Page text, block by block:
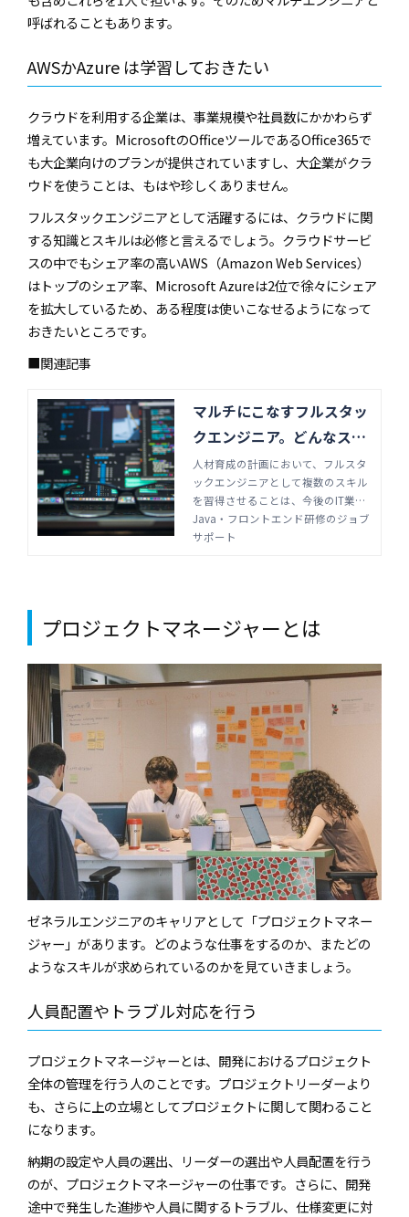
呼ばれることもあります。
AWSかAzure は学習しておきたい
クラウドを利用する企業は、事業規模や社員数にかかわらず
増えています。MicrosoftのOfficeツールであるOffice365で
も大企業向けのプランが提供されていますし、大企業がクラ
ウドを使うことは、もはや珍しくありません。
フルスタックエンジニアとして活躍するには、クラウドに関
する知識とスキルは必修と言えるでしょう。クラウドサービ
スの中でもシェア率の高いAWS（Amazon Web Services）
はトップのシェア率、Microsoft Azureは2位で徐々にシェア
を拡大しているため、ある程度は使いこなせるようになって
おきたいところです。
■関連記事
マルチにこなすフルスタッ
クエンジニア。どんなスキ
ル、教育が必要？ | Java・
フロントエンド研修のジョ
ブサポート
人材育成の計画において、フルスタ
ックエンジニアとして複数のスキル
を習得させることは、今後のIT業界
を生き抜く上で重要な戦略と言える
でしょう。フルスタックエンジニア
Java・フロントエンド研修のジョブ
サポート
プロジェクトマネージャーとは
ゼネラルエンジニアのキャリアとして「プロジェクトマネー
ジャー」があります。どのような仕事をするのか、またどの
ようなスキルが求められているのかを見ていきましょう。
人員配置やトラブル対応を行う
プロジェクトマネージャーとは、開発におけるプロジェクト
全体の管理を行う人のことです。プロジェクトリーダーより
も、さらに上の立場としてプロジェクトに関して関わること
になります。
納期の設定や人員の選出、リーダーの選出や人員配置を行う
のが、プロジェクトマネージャーの仕事です。さらに、開発
途中で発生した進捗や人員に関するトラブル、仕様変更に対